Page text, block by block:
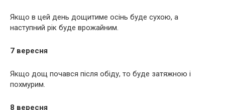
Якщо в цей день дощитиме осінь буде сухою, а
наступний рік буде врожайним.
7 вересня
Якщо дощ почався після обіду, то буде затяжною і
похмурим.
8 вересня